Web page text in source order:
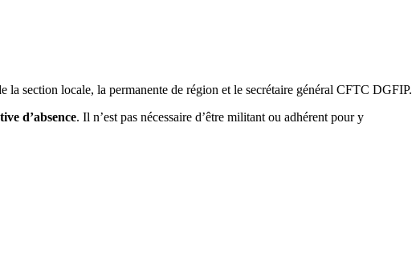
la section locale, la permanente de région et le secrétaire général CFTC DGFIP.
d’absence. Il n’est pas nécessaire d’être militant ou adhérent pour y